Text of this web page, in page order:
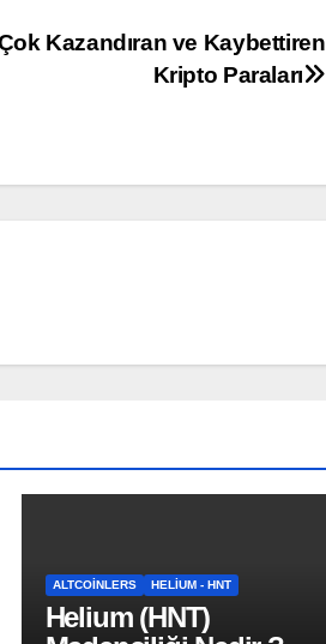
Kazandıran ve Kaybettiren
Kripto Paraları
ALTCOINLERS HELIUM - HNT
Helium (HNT)